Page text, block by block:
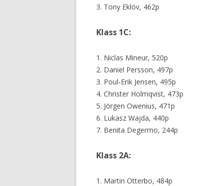
3. Tony Eklöv, 462p
Klass 1C:
1. Niclas Mineur, 520p
2. Daniel Persson, 497p
3. Poul-Erik Jensen, 495p
4. Christer Holmqvist, 473p
5. Jörgen Owenius, 471p
6. Lukasz Wajda, 440p
7. Benita Degermo, 244p
Klass 2A:
1. Martin Otterbo, 484p